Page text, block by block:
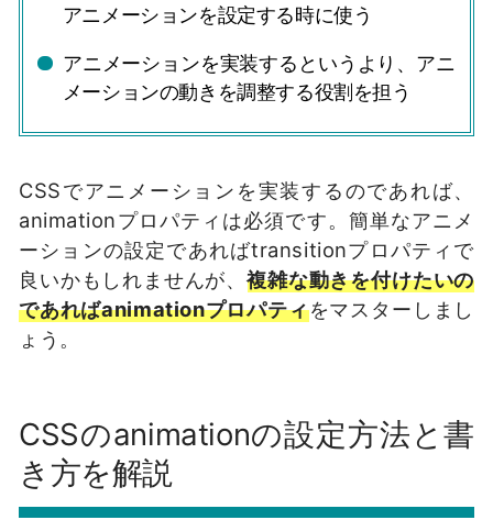
アニメーションを設定する時に使う
アニメーションを実装するというより、アニ
メーションの動きを調整する役割を担う
CSSでアニメーションを実装するのであれば、
animationプロパティは必須です。簡単なアニメ
ーションの設定であればtransitionプロパティで
良いかもしれませんが、複雑な動きを付けたいの
であればanimationプロパティをマスターしまし
ょう。
CSSのanimationの設定方法と書
き方を解説